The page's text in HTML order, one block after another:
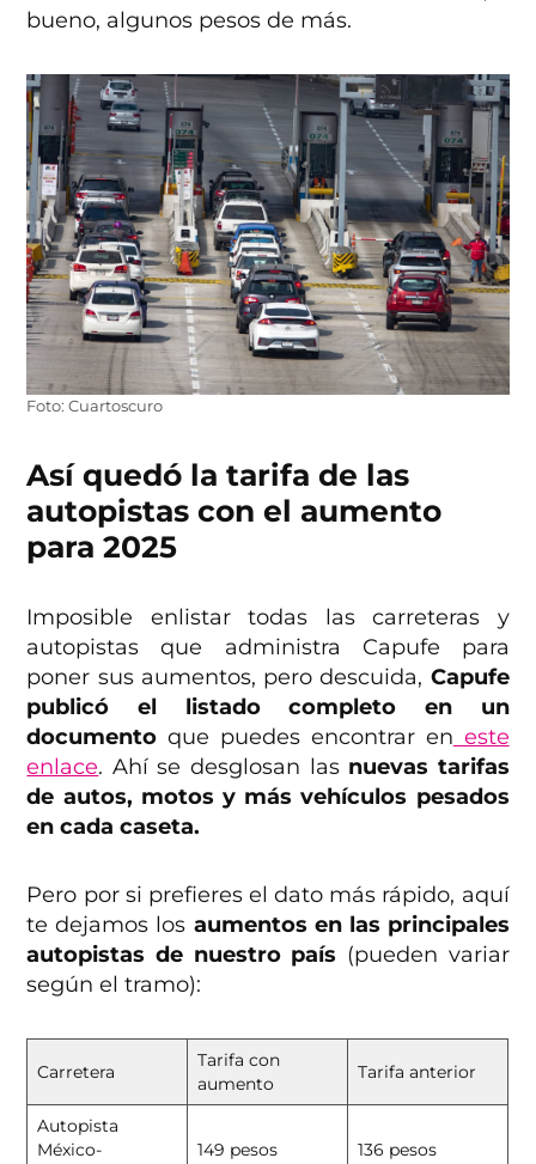
bueno, algunos pesos de más.
Foto: Cuartoscuro
Así quedó la tarifa de las
autopistas con el aumento
para 2025
Imposible enlistar todas las carreteras y
autopistas que administra Capufe para
poner sus aumentos, pero descuida, Capufe
publicó el listado completo en un
documentoque puedes encontrar en este
enlace. Ahí se desglosan lasnuevas tarifas
de autos, motos y más vehículos pesados
en cada caseta.
Pero por si prefieres el dato más rápido, aquí
te dejamos los aumentos en las principales
autopistas de nuestro país (pueden variar
según el tramo):
Carretera
Tarifa con
aumento
Tarifa anterior
Autopista
México-
149 pesos 136 pesos